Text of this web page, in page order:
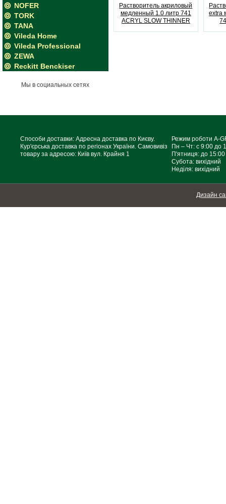
NOFER
TORK
TANA
Vileda Home
Vileda Professional
ZEWA
Reckitt Benckiser
Мы в социальных сетях
Растворитель акриловый
медленный 1.0 литр 741
ACRYL SLOW THINNER
extra
Способи доставки: Адресна доставка по Києву.
Кур'єрська доставка по регіонах України. Самовивіз
товару за адресою: Київ вул. Крайня 1
Режим роботи A-
Пн – Чт: с 9:00 до
П'ятниця: до 15:00
Субота: вихідний
Неділя: вихідний
Дизайн